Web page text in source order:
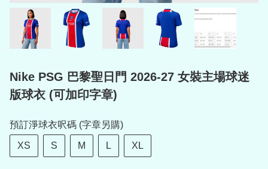
Nike PSG 巴黎聖日門 2026-27 女裝主場球迷
版球衣 (可加印字章)
預訂淨球衣呎碼 (字章另購)
XS S M L XL